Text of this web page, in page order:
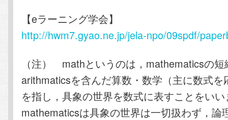
【eラーニング学会】
http://hwm7.gyao.ne.jp/jela-npo/09spdf/
（注） mathというのは，mathematicsの
arithmaticsを含んだ算数・数学（主に数式を
を指し，具象の世界を数式に表すことをい
mathematicsは具象の世界は一切扱わず，論